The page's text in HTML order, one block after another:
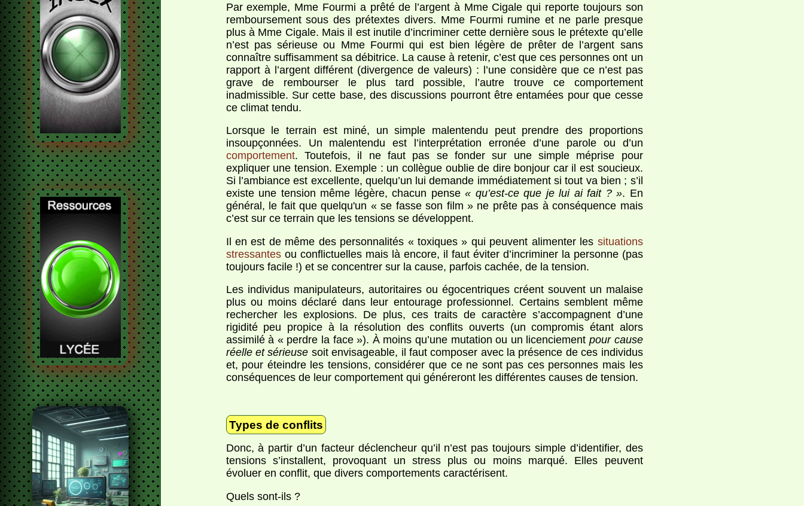
Par exemple, Mme Fourmi a prêté de l’argent à Mme Cigale qui reporte toujours son
remboursement sous des prétextes divers. Mme Fourmi rumine et ne parle presque
plus à Mme Cigale. Mais il est inutile d’incriminer cette dernière sous le prétexte qu’elle
n’est pas sérieuse ou Mme Fourmi qui est bien légère de prêter de l’argent sans
connaître suffisamment sa débitrice. La cause à retenir, c’est que ces personnes ont un
rapport à l’argent différent (divergence de valeurs) : l’une considère que ce n’est pas
grave de rembourser le plus tard possible, l’autre trouve ce comportement
inadmissible. Sur cette base, des discussions pourront être entamées pour que cesse
ce climat tendu.
Lorsque le terrain est miné, un simple malentendu peut prendre des proportions
insoupçonnées. Un malentendu est l’interprétation erronée d’une parole ou d’un
comportement. Toutefois, il ne faut pas se fonder sur une simple méprise pour
expliquer une tension. Exemple : un collègue oublie de dire bonjour car il est soucieux.
Si l’ambiance est excellente, quelqu’un lui demande immédiatement si tout va bien ; s’il
existe une tension même légère, chacun pense« qu’est-ce que je lui ai fait ? ». En
général, le fait que quelqu'un « se fasse son film » ne prête pas à conséquence mais
c’est sur ce terrain que les tensions se développent.
Il en est de même des personnalités « toxiques » qui peuvent alimenter les situations
stressantesou conflictuelles mais là encore, il faut éviter d’incriminer la personne (pas
toujours facile !) et se concentrer sur la cause, parfois cachée, de la tension.
Les individus manipulateurs, autoritaires ou égocentriques créent souvent un malaise
plus ou moins déclaré dans leur entourage professionnel. Certains semblent même
rechercher les explosions. De plus, ces traits de caractère s’accompagnent d’une
rigidité peu propice à la résolution des conflits ouverts (un compromis étant alors
assimilé à « perdre la face »). À moins qu’une mutation ou un licenciement pour cause
réelle et sérieuse soit envisageable, il faut composer avec la présence de ces individus
et, pour éteindre les tensions, considérer que ce ne sont pas ces personnes mais les
conséquences de leur comportement qui généreront les différentes causes de tension.
Types de conflits
Donc, à partir d’un facteur déclencheur qu’il n’est pas toujours simple d’identifier, des
tensions s’installent, provoquant un stress plus ou moins marqué. Elles peuvent
évoluer en conflit, que divers comportements caractérisent.
Quels sont-ils ?